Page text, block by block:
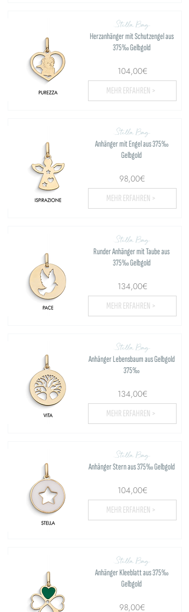
Stella Bag
Herzanhänger mit Schutzengel aus
375‰ Gelbgold
104,00€
MEHR ERFAHREN >
Stella Bag
Anhänger mit Engel aus 375‰
Gelbgold
98,00€
MEHR ERFAHREN >
Stella Bag
Runder Anhänger mit Taube aus
375‰ Gelbgold
134,00€
MEHR ERFAHREN >
Stella Bag
Anhänger Lebensbaum aus Gelbgold
375‰
134,00€
MEHR ERFAHREN >
Stella Bag
Anhänger Stern aus 375‰ Gelbgold
104,00€
MEHR ERFAHREN >
Stella Bag
Anhänger Kleeblatt aus 375‰
Gelbgold
98,00€